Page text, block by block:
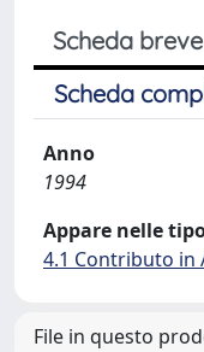
Scheda breve
Scheda
Anno
1994
Appare nelle
4.1 Contributo in
File in questo